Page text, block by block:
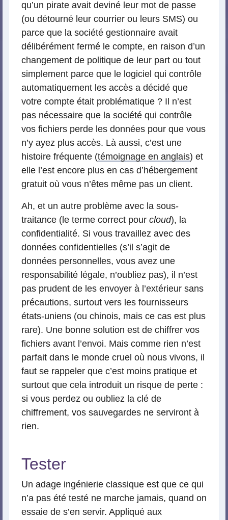
qu’un pirate avait deviné leur mot de passe
(ou détourné leur courrier ou leurs SMS) ou
parce que la société gestionnaire avait
délibérément fermé le compte, en raison d’un
changement de politique de leur part ou tout
simplement parce que le logiciel qui contrôle
automatiquement les accès a décidé que
votre compte était problématique ? Il n’est
pas nécessaire que la société qui contrôle
vos fichiers perde les données pour que vous
n’y ayez plus accès. Là aussi, c’est une
histoire fréquente (témoignage en anglais) et
elle l’est encore plus en cas d’hébergement
gratuit où vous n’êtes même pas un client.
Ah, et un autre problème avec la sous-
traitance (le terme correct pour cloud), la
confidentialité. Si vous travaillez avec des
données confidentielles (s’il s’agit de
données personnelles, vous avez une
responsabilité légale, n’oubliez pas), il n’est
pas prudent de les envoyer à l’extérieur sans
précautions, surtout vers les fournisseurs
états-uniens (ou chinois, mais ce cas est plus
rare). Une bonne solution est de chiffrer vos
fichiers avant l’envoi. Mais comme rien n’est
parfait dans le monde cruel où nous vivons, il
faut se rappeler que c’est moins pratique et
surtout que cela introduit un risque de perte :
si vous perdez ou oubliez la clé de
chiffrement, vos sauvegardes ne serviront à
rien.
Tester
Un adage ingénierie classique est que ce qui
n’a pas été testé ne marche jamais, quand on
essaie de s’en servir. Appliqué aux